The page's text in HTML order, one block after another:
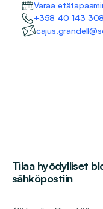
Varaa
+358 40 143
Tilaa hyödylliset
sähköpostiin